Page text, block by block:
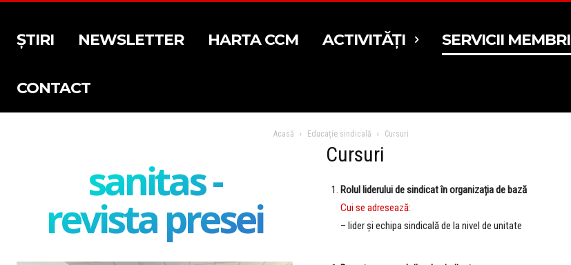
ȘTIRI NEWSLETTER HARTA CCM ACTIVITĂȚI SERVICII MEMBRI
CONTACT
Acasă Educație sindicală Cursuri
Cursuri
Rolul liderului de sindicat în organizația de bază
Cui se adresează:
– lider și echipa sindicală de la nivel de unitate
sanitas -
revista presei